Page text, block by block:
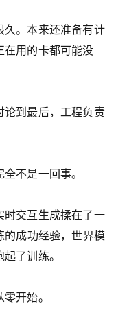
久。本来还准备有计
在用的卡都可能没
论到最后，工程负责
不是一回事。
时交互生成揉在了一
的成功经验，世界模
了训练。
开始。